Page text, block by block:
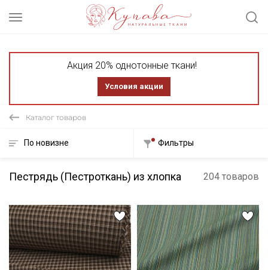
Акция 20% однотонные ткани!
Условия акции
Каталог товаров
По новизне Фильтры
Пестрядь (Пестроткань) из хлопка 204 товаров